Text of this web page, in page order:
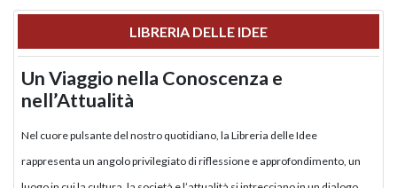
LIBRERIA DELLE IDEE
Un Viaggio nella Conoscenza e
nell’Attualità
Nel cuore pulsante del nostro quotidiano, la Libreria delle Idee
rappresenta un angolo privilegiato di riflessione e approfondimento, un